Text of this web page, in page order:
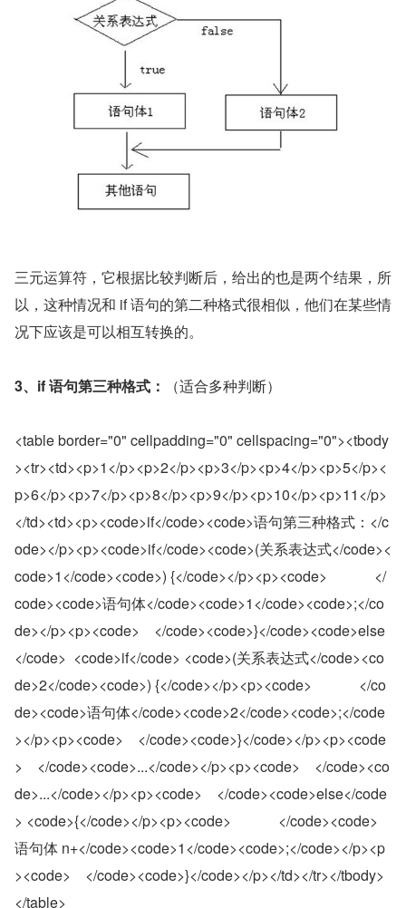
三元运算符，它根据比较判断后，给出的也是两个结果，所
以，这种情况和 if 语句的第二种格式很相似，他们在某些情
况下应该是可以相互转换的。
3、if 语句第三种格式： （适合多种判断）
<table border="0" cellpadding="0" cellspacing="0"><tbody
><tr><td><p>1</p><p>2</p><p>3</p><p>4</p><p>5</p><
p>6</p><p>7</p><p>8</p><p>9</p><p>10</p><p>11</p>
</td><td><p><code>if</code><code>语句第三种格式：</c
ode></p><p><code>if</code><code>(关系表达式</code><
code>1</code><code>) {</code></p><p><code>             </
code><code>语句体</code><code>1</code><code>;</co
de></p><p><code>    </code><code>}</code><code>else
</code>  <code>if</code> <code>(关系表达式</code><co
de>2</code><code>) {</code></p><p><code>             </co
de><code>语句体</code><code>2</code><code>;</code
></p><p><code>    </code><code>}</code></p><p><code
>    </code><code>...</code></p><p><code>    </code><co
de>...</code></p><p><code>    </code><code>else</code
> <code>{</code></p><p><code>             </code><code>
语句体 n+</code><code>1</code><code>;</code></p><p
><code>    </code><code>}</code></p></td></tr></tbody>
</table>